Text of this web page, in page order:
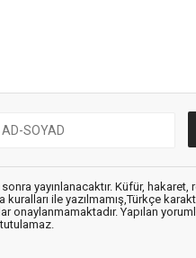
yayınlanacaktır. Küfür,
ile yazılmamış,Türkçe
onaylanmamaktadır. Yapılan